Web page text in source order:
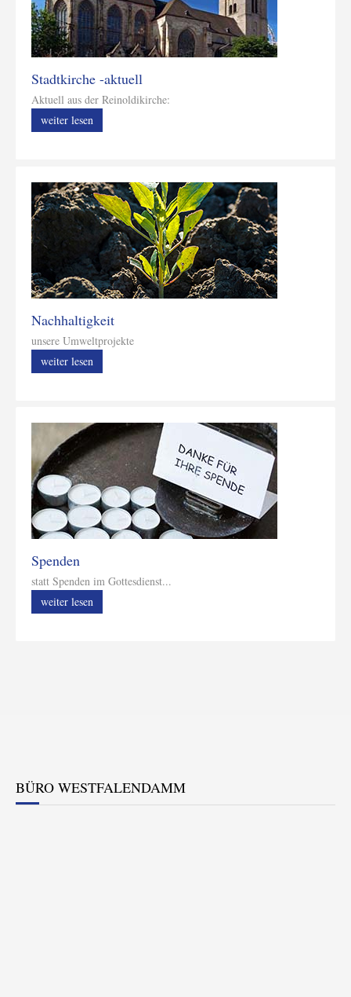
Stadtkirche -aktuell
Aktuell aus der Reinoldikirche:
weiter lesen
Nachhaltigkeit
unsere Umweltprojekte
weiter lesen
Spenden
statt Spenden im Gottesdienst...
weiter lesen
BÜRO WESTFALENDAMM